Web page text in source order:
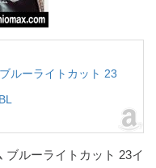
ルーライトカット 23
ルーライトカット 23イ